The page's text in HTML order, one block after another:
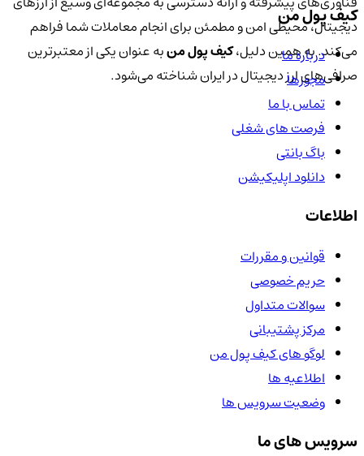
دیجیتال، محیطی امن و مطمئن برای انجام معاملات شما فراهم
می‌کند. به همین دلیل،کیف پول منبه عنوان یکی از معتبرترین
صرافی‌های ارز دیجیتال در ایران شناخته می‌شود.
کیف پول من
درباره ما
مجوزها
تماس با ما
فرصت های شغلی
باگ بانتی
دانلود اپلیکیشن
اطلاعات
قوانین و مقررات
حریم خصوصی
سوالات متداول
مرکز پشتیبانی
لوگو های کیف پول من
اطلاعیه ها
وضعیت سرویس ها
سرویس های ما